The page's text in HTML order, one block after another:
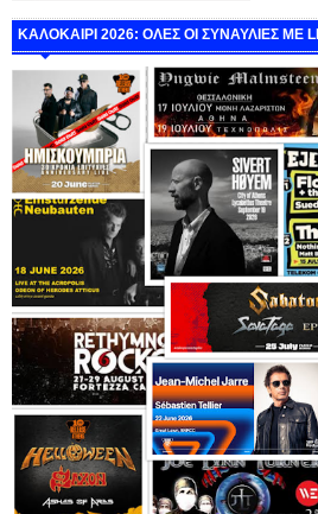
ΚΑΛΟΚΑΙΡΙ 2026: ΟΛΕΣ ΟΙ ΣΥΝΑΥΛΙΕΣ ΜΕ